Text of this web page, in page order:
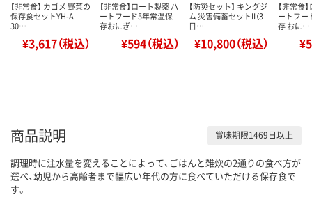
【非常食】 カゴメ 野菜の
保存食セットYH-A
30…
¥3,617（税込）
【非常食】ロート製薬 ハ
ートフード5年常温保
存おにぎ…
¥594（税込）
【防災セット】 キングジ
ム 災害備蓄セットII（3
日…
¥10,800（税込）
【非常食
ートフー
存 おに…
商品説明 賞味期限1469日以上
調理時に注水量を変えることによって、ごはんと雑炊の2通りの食べ方が
選べ、幼児から高齢者まで幅広い年代の方に食べていただける保存食で
す。